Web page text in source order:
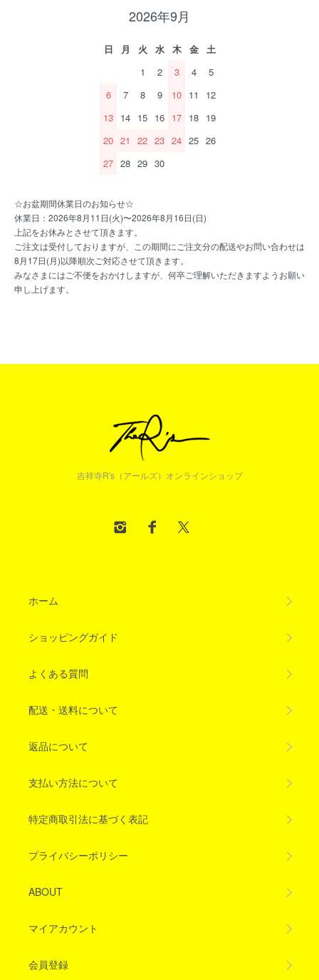
2026年9月
日 月 火 水 木 金
土
1
2 3 4
5
6
7 8 9 10 11
12
13 14 15 16 17 18 19
20 21 22 23 24 25 26
27 28 29 30
☆お盆期間休業日のお知らせ☆
休業日：2026年8月11日(火)〜2026年8月16日(日)
上記をお休みとさせて頂きます。
ご注文は受付しておりますが、この期間にご注文分の配送やお問い合わせは
8月17日(月)以降順次ご対応させて頂きます。
みなさまにはご不便をおかけしますが、何卒ご理解いただきますようお願い
申し上げます。
吉祥寺R's（アールズ）オンラインショップ
ホーム
ショッピングガイド
よくある質問
配送・送料について
返品について
支払い方法について
特定商取引法に基づく表記
プライバシーポリシー
ABOUT
マイアカウント
会員登録